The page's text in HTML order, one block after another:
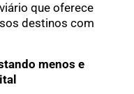
que oferece
destinos com
menos e